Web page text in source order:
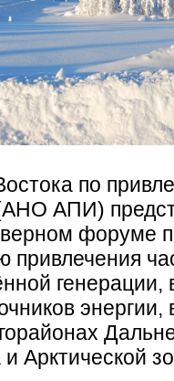
по
АПИ)
форуме
привлечения
энергии,
и Арктической